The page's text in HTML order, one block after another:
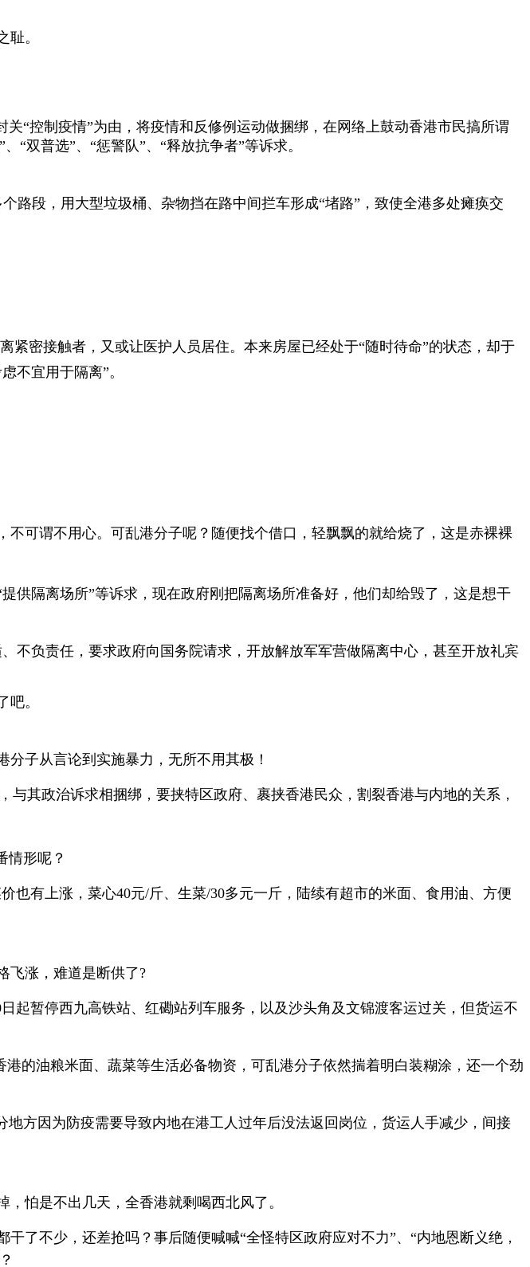
。
“控制疫情”为由，将疫情和反修例运动做捆绑，在网络上鼓动香港市民搞所谓
“双普选”、“惩警队”、“释放抗争者”等诉求。
路段，用大型垃圾桶、杂物挡在路中间拦车形成“堵路”，致使全港多处瘫痪交
密接触者，又或让医护人员居住。本来房屋已经处于“随时待命”的状态，却于
不宜用于隔离”。
不可谓不用心。可乱港分子呢？随便找个借口，轻飘飘的就给烧了，这是赤裸裸
供隔离场所”等诉求，现在政府刚把隔离场所准备好，他们却给毁了，这是想干
不负责任，要求政府向国务院请求，开放解放军军营做隔离中心，甚至开放礼宾
。
子从言论到实施暴力，无所不用其极！
其政治诉求相捆绑，要挟特区政府、裹挟香港民众，割裂香港与内地的关系，
情形呢？
也有上涨，菜心40元/斤、生菜/30多元一斤，陆续有超市的米面、食用油、方便
飞涨，难道是断供了?
起暂停西九高铁站、红磡站列车服务，以及沙头角及文锦渡客运过关，但货运不
的油粮米面、蔬菜等生活必备物资，可乱港分子依然揣着明白装糊涂，还一个劲
方因为防疫需要导致内地在港工人过年后没法返回岗位，货运人手减少，间接
怕是不出几天，全香港就剩喝西北风了。
了不少，还差抢吗？事后随便喊喊“全怪特区政府应对不力”、“内地恩断义绝，